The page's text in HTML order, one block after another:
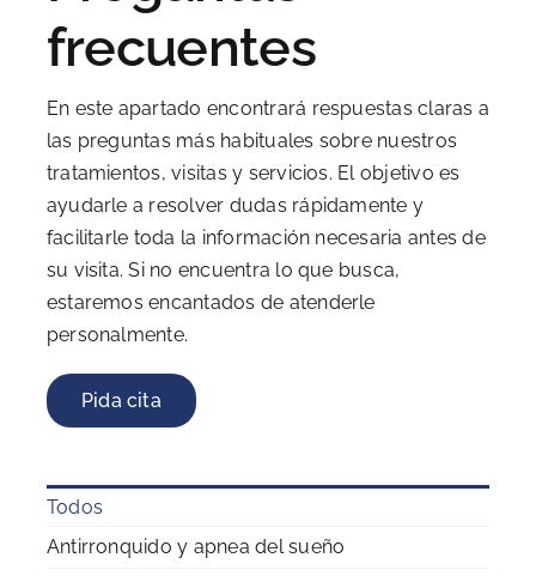
frecuentes
En este apartado encontrará respuestas claras a
las preguntas más habituales sobre nuestros
tratamientos, visitas y servicios. El objetivo es
ayudarle a resolver dudas rápidamente y
facilitarle toda la información necesaria antes de
su visita. Si no encuentra lo que busca,
estaremos encantados de atenderle
personalmente.
Pida cita
Todos
Antirronquido y apnea del sueño